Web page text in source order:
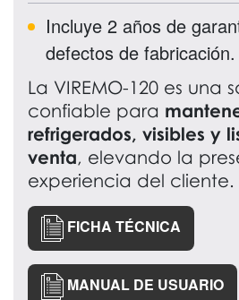
Incluye 2 años de
defectos de fabricación.
La VIREMO-120 es una
confiable para
refrigerados, visibles y
venta, elevando la
experiencia del cliente.
FICHA TÉCNICA
MANUAL DE USUARIO